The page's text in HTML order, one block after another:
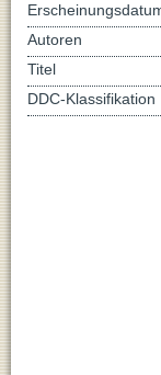
Autoren
Titel
DDC-Klassifikation